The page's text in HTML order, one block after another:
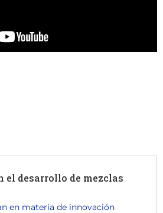
el desarrollo de mezclas
en materia de innovación